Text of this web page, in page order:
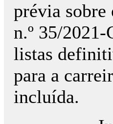
prévia sobre
n.º 35/
listas
para a
incluída.